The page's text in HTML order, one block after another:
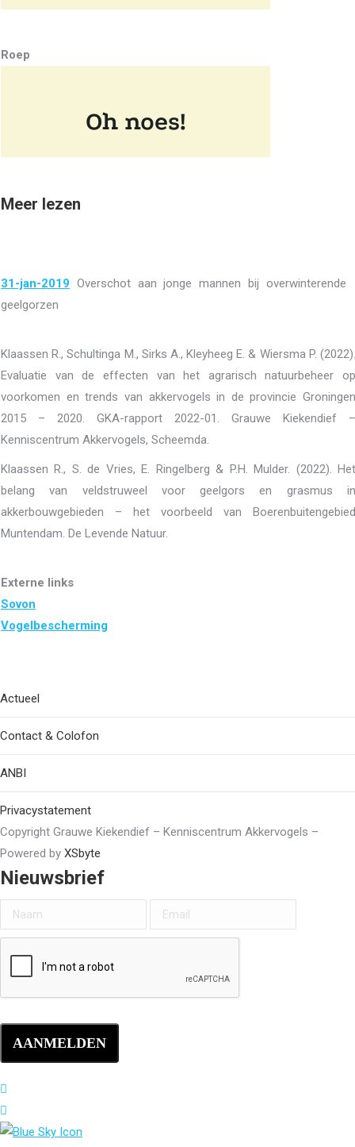
Roep
Meer lezen
31-jan-2019 Overschot aan jonge mannen bij overwinterende
geelgorzen
Klaassen R., Schultinga M., Sirks A., Kleyheeg E. & Wiersma P. (2022).
Evaluatie van de effecten van het agrarisch natuurbeheer op
voorkomen en trends van akkervogels in de provincie Groningen
2015 – 2020. GKA-rapport 2022-01. Grauwe Kiekendief –
Kenniscentrum Akkervogels, Scheemda.
Klaassen R., S. de Vries, E. Ringelberg & P.H. Mulder. (2022). Het
belang van veldstruweel voor geelgors en grasmus in
akkerbouwgebieden – het voorbeeld van Boerenbuitengebied
Muntendam. De Levende Natuur.
Externe links
Sovon
Vogelbescherming
Actueel
Contact & Colofon
ANBI
Privacystatement
Copyright Grauwe Kiekendief – Kenniscentrum Akkervogels –
Powered by XSbyte
Nieuwsbrief